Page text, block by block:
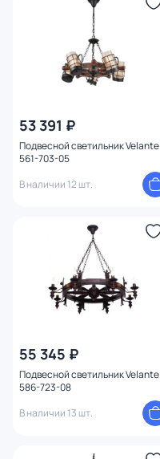
53 391 ₽
Подвесной светильник Velante
561-703-05
В наличии 12 шт.
55 345 ₽
Подвесной светильник Velante
586-723-08
В наличии 13 шт.
Материал
Оформление
Мощность ламп